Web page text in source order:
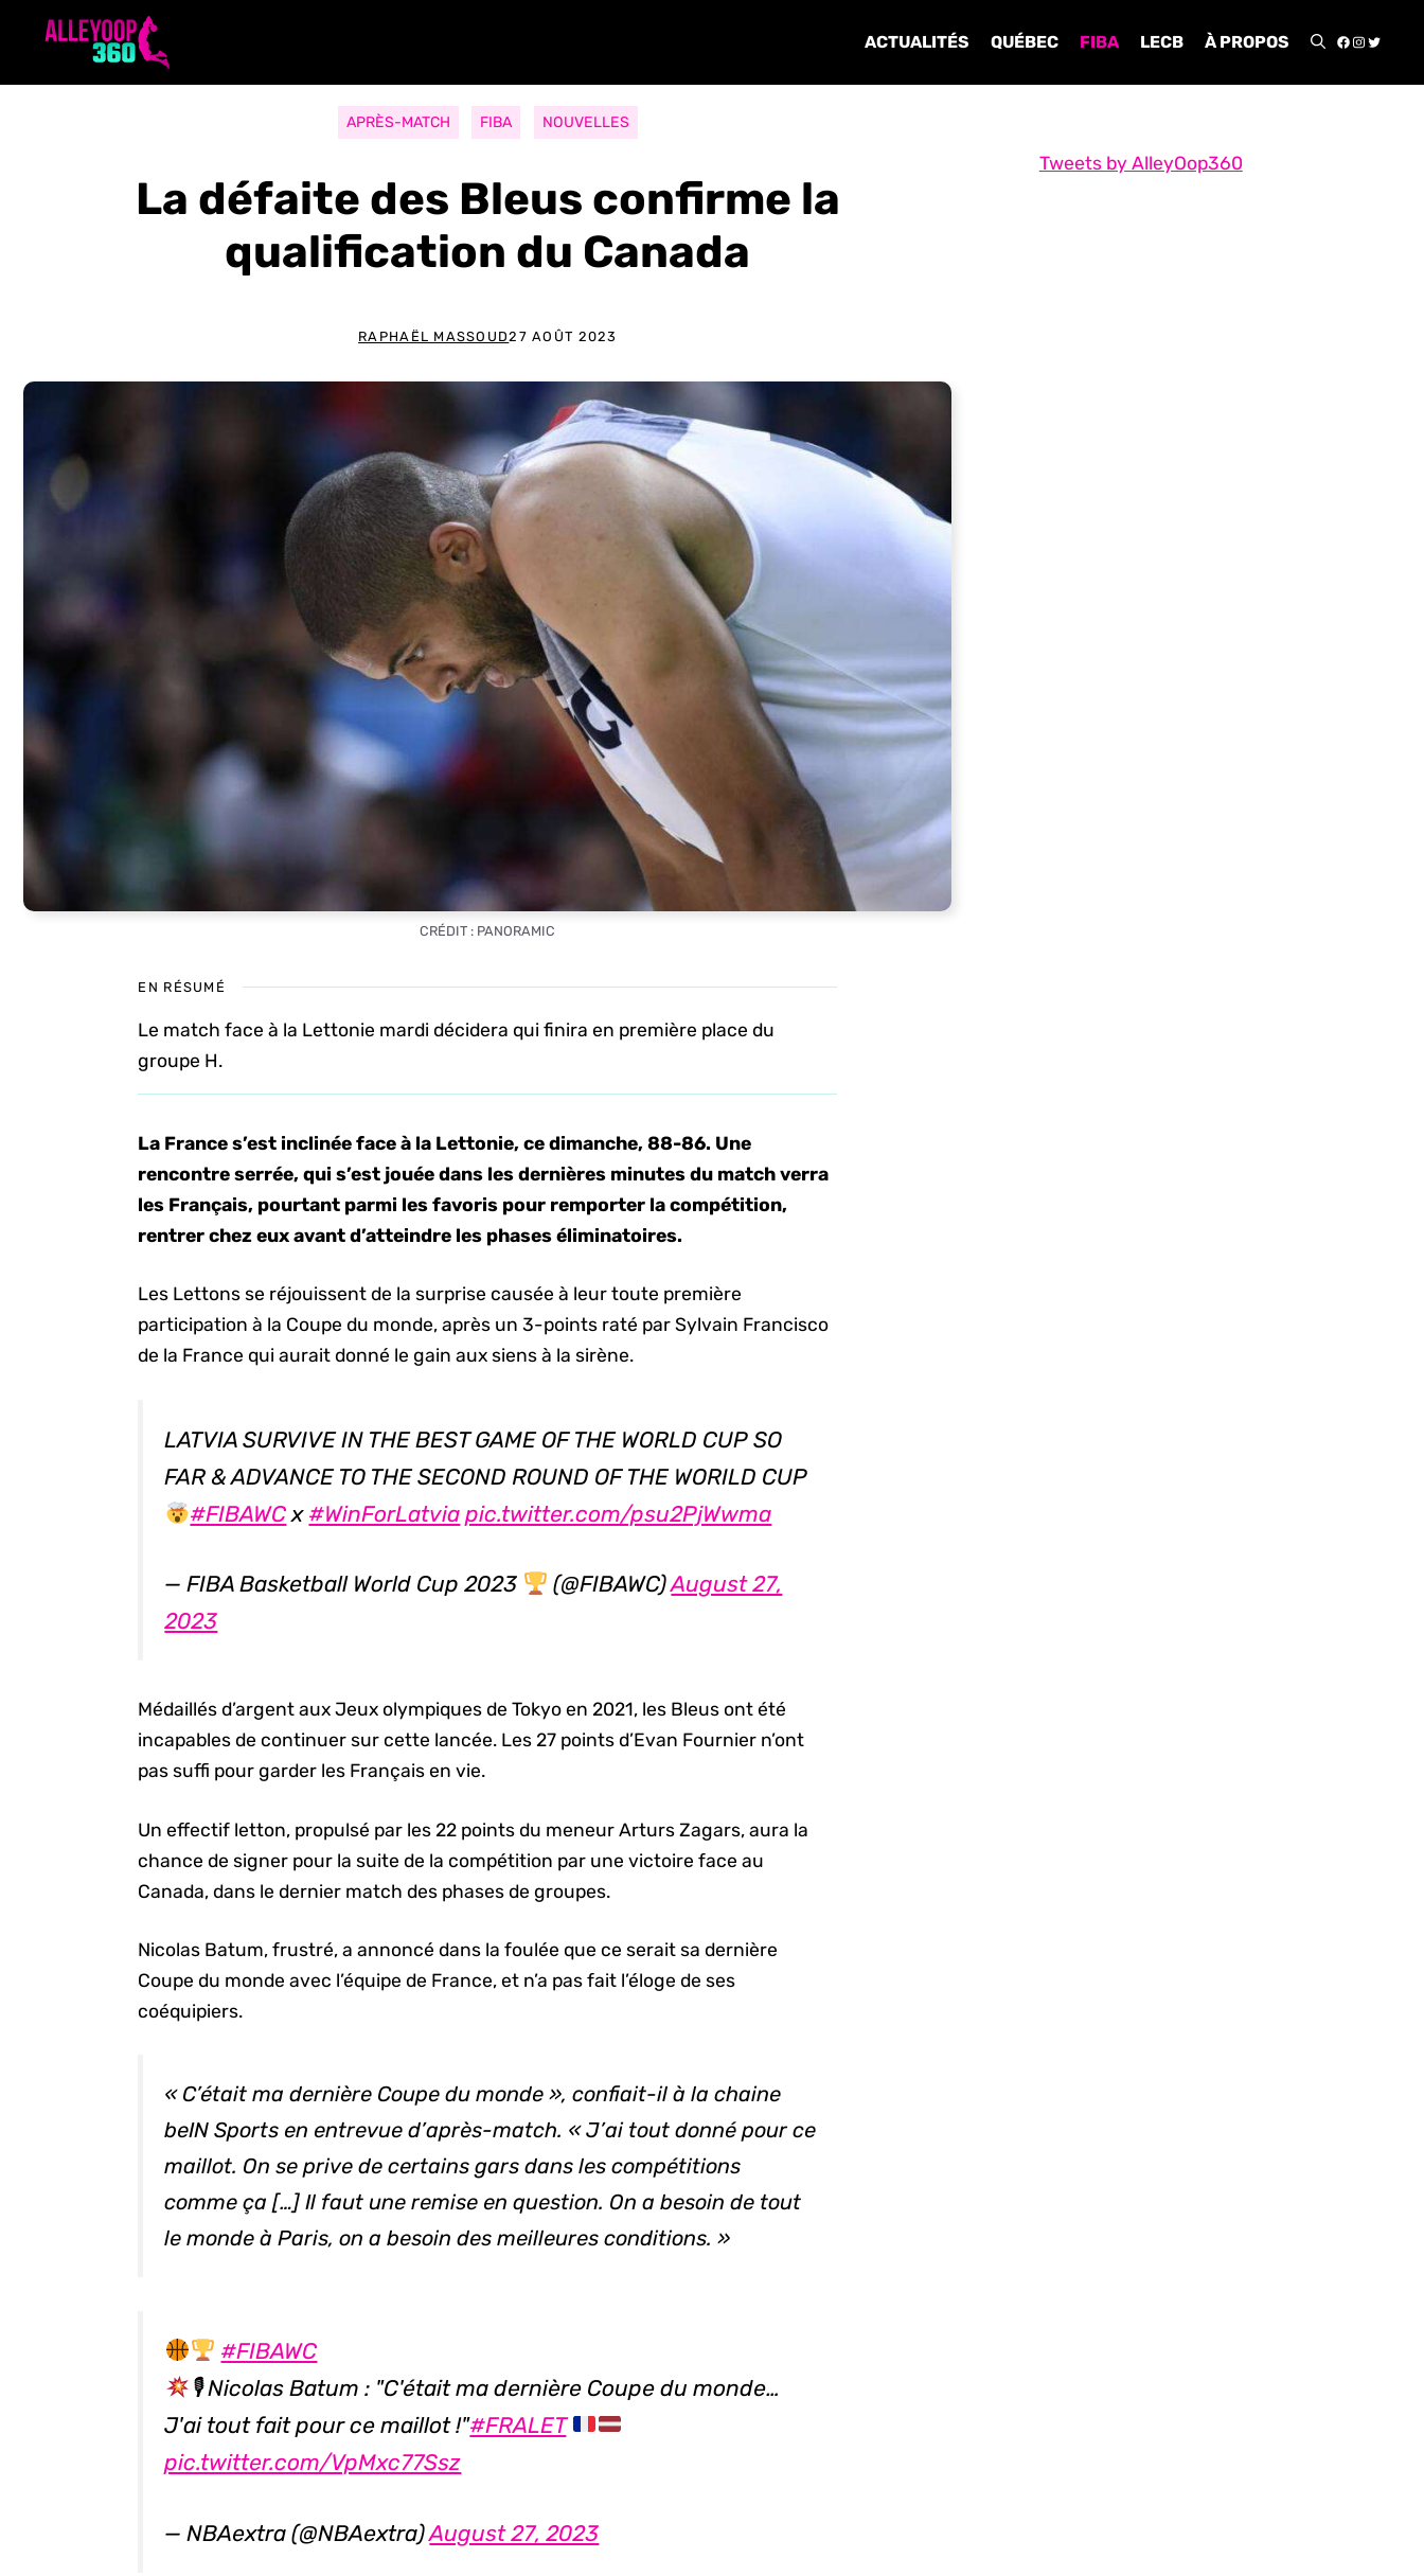
ACTUALITÉS QUÉBEC FIBA LECB À PROPOS
APRÈS-MATCH FIBA NOUVELLES
La défaite des Bleus confirme la
qualification du Canada
RAPHAËL MASSOUD27 AOÛT 2023
CRÉDIT : PANORAMIC
EN RÉSUMÉ
Le match face à la Lettonie mardi décidera qui finira en première place du
groupe H.
La France s’est inclinée face à la Lettonie, ce dimanche, 88-86. Une
rencontre serrée, qui s’est jouée dans les dernières minutes du match verra
les Français, pourtant parmi les favoris pour remporter la compétition,
rentrer chez eux avant d’atteindre les phases éliminatoires.
Les Lettons se réjouissent de la surprise causée à leur toute première
participation à la Coupe du monde, après un 3-points raté par Sylvain Francisco
de la France qui aurait donné le gain aux siens à la sirène.
LATVIA SURVIVE IN THE BEST GAME OF THE WORLD CUP SO
FAR & ADVANCE TO THE SECOND ROUND OF THE WORILD CUP
#FIBAWC x #WinForLatvia pic.twitter.com/psu2PjWwma
— FIBA Basketball World Cup 2023 (@FIBAWC)August 27,
2023
Médaillés d’argent aux Jeux olympiques de Tokyo en 2021, les Bleus ont été
incapables de continuer sur cette lancée. Les 27 points d’Evan Fournier n’ont
pas suffi pour garder les Français en vie.
Un effectif letton, propulsé par les 22 points du meneur Arturs Zagars, aura la
chance de signer pour la suite de la compétition par une victoire face au
Canada, dans le dernier match des phases de groupes.
Nicolas Batum, frustré, a annoncé dans la foulée que ce serait sa dernière
Coupe du monde avec l’équipe de France, et n’a pas fait l’éloge de ses
coéquipiers.
« C’était ma dernière Coupe du monde », confiait-il à la chaine
beIN Sports en entrevue d’après-match. « J’ai tout donné pour ce
maillot. On se prive de certains gars dans les compétitions
comme ça […] Il faut une remise en question. On a besoin de tout
le monde à Paris, on a besoin des meilleures conditions. »
#FIBAWC
🎙 Nicolas Batum : "C'était ma dernière Coupe du monde…
J'ai tout fait pour ce maillot !"#FRALET
pic.twitter.com/VpMxc77Ssz
— NBAextra (@NBAextra)August 27, 2023
Tweets by AlleyOop360